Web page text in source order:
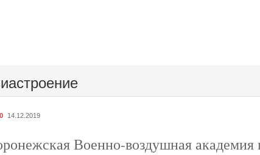
14.12.2019
Военно-воздушная академия